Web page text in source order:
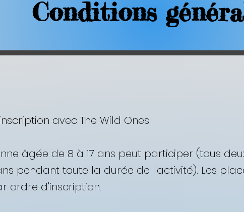
Conditions
avec The Wild Ones.
âgée de 8 à 17 ans peut participer (tous
pendant toute la durée de l'activité). Les
ordre d'inscription.